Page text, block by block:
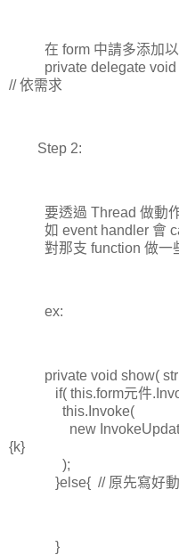
在 form 中請多添加以
private delegate void
// 依需求
Step 2:
要透過 Thread 做動作
如 event handler 會
對那支 function 做一
ex:
private void show(
if( this.form元件
this.Invoke(
new
{k}
);
}else{ // 原先寫好動
}